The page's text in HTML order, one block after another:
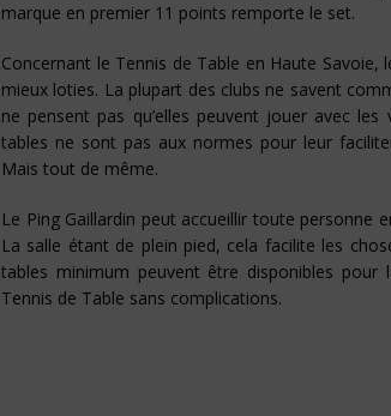
marque en premier 11 points remporte le set.
Concernant le Tennis de Table en Haute
mieux loties. La plupart des clubs ne savent
ne pensent pas qu’elles peuvent jouer avec
tables ne sont pas aux normes pour leur
Mais tout de même.
Le Ping Gaillardin peut accueillir toute personne
La salle étant de plein pied, cela facilite les
tables minimum peuvent être disponibles
Tennis de Table sans complications.